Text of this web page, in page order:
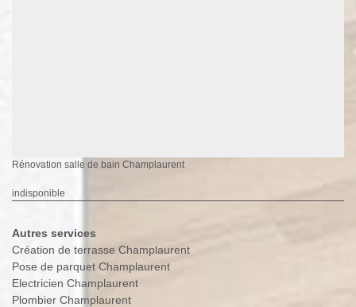
Rénovation salle de bain Champlaurent
indisponible
Autres services
Création de terrasse Champlaurent
Pose de parquet Champlaurent
Electricien Champlaurent
Plombier Champlaurent